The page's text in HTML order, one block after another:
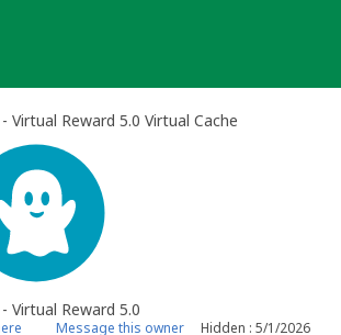
Virtual Reward 5.0 Virtual Cache
Virtual Reward 5.0
Message this owner Hidden : 5/1/2026